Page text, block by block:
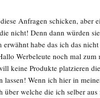
Anfragen schicken, aber
nicht! Denn dann würden
habe das ich das
Werbeleute noch mal
keine Produkte platzieren
Wenn ich hier in
welche die ich selber